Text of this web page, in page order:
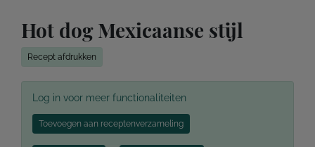
Hot dog Mexicaanse stijl
Recept afdrukken
Log in voor meer functionaliteiten
Toevoegen aan receptenverzameling